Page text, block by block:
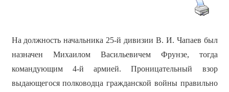
На должность начальника 25-й дивизии В. И. Чапаев был
назначен Михаилом Васильевичем Фрунзе, тогда
командующим 4-й армией. Проницательный взор
выдающегося полководца гражданской войны правильно